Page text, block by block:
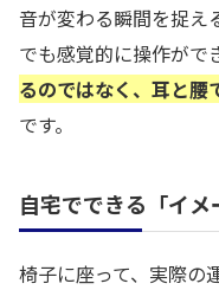
音が変わる瞬間を捉え
でも感覚的に操作がで
るのではなく、耳と腰
です。
自宅でできる「イメ
椅子に座って、実際の